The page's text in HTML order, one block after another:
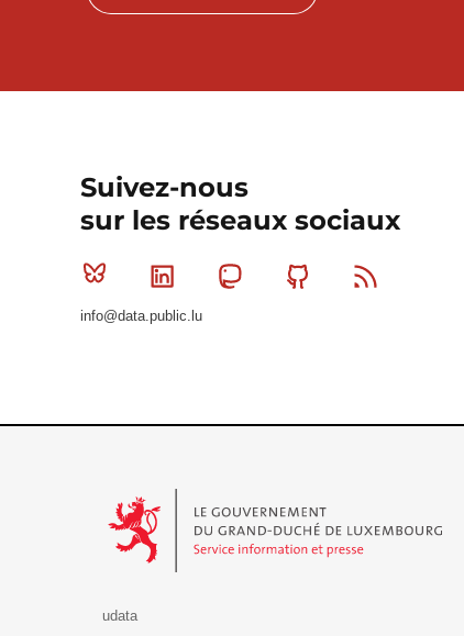
Suivez-nous
sur les réseaux sociaux
Bluesky Linkedin MastodonGithub
info@data.public.lu
udata